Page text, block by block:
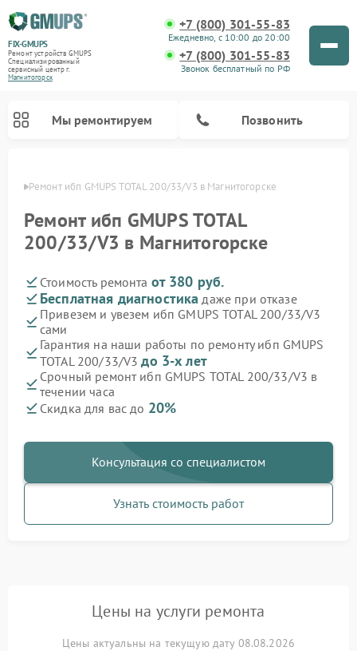
FIX-GMUPS
Ремонт устройств GMUPS
Специализированный
cервисный центр г.
Магнитогорск
+7 (800) 301-55-83
Ежедневно, с 10:00 до 20:00
+7 (800) 301-55-83
Звонок бесплатный по РФ
Мы ремонтируем Позвонить
Ремонт ибп GMUPS TOTAL 200/33/V3 в Магнитогорске
Ремонт ибп GMUPS TOTAL
200/33/V3 в Магнитогорске
Стоимость ремонта от 380 руб.
Бесплатная диагностика даже при отказе
Привезем и увезем ибп GMUPS TOTAL 200/33/V3
сами
Гарантия на наши работы по ремонту ибп GMUPS
TOTAL 200/33/V3до 3-х лет
Срочный ремонт ибп GMUPS TOTAL 200/33/V3 в
течении часа
Скидка для вас до 20%
Консультация со специалистом
Узнать стоимость работ
Цены на услуги ремонта
Цены актуальны на текущую дату 08.08.2026